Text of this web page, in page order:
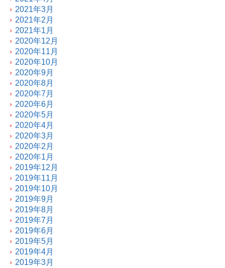
2021年3月
2021年2月
2021年1月
2020年12月
2020年11月
2020年10月
2020年9月
2020年8月
2020年7月
2020年6月
2020年5月
2020年4月
2020年3月
2020年2月
2020年1月
2019年12月
2019年11月
2019年10月
2019年9月
2019年8月
2019年7月
2019年6月
2019年5月
2019年4月
2019年3月